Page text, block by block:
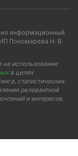
информационный
Пономарева Н. В.
на использование
в целях
статистических
релевантной
и интересов.